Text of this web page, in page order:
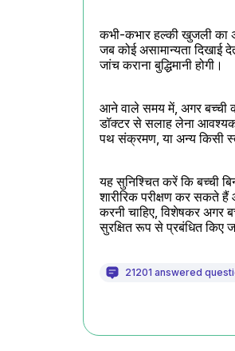
कभी-कभार हल्की खुजली का
जब कोई असामान्यता दिखाई
जांच कराना बुद्धिमानी होगी।
आने वाले समय में, अगर बच्ची
डॉक्टर से सलाह लेना आवश्यक
पथ संक्रमण, या अन्य किसी
यह सुनिश्चित करें कि बच्ची
शारीरिक परीक्षण कर सकते
करनी चाहिए, विशेषकर अगर
सुरक्षित रूप से प्रबंधित किए
21201 answered